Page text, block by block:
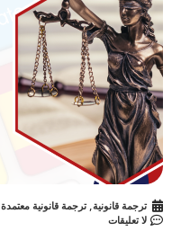
ترجمة قانونية ,ترجمة قانونية معتمدة
لا تعليقات